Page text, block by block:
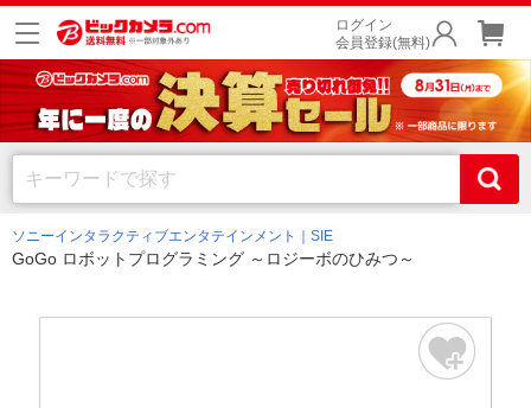
ログイン
会員登録(無料)
ソニーインタラクティブエンタテインメント｜SIE
GoGo ロボットプログラミング ～ロジーボのひみつ～